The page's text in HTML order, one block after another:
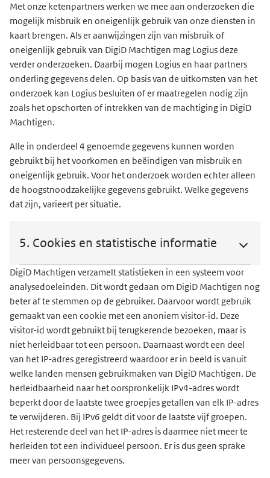
Met onze ketenpartners werken we mee aan onderzoeken die
mogelijk misbruik en oneigenlijk gebruik van onze diensten in
kaart brengen. Als er aanwijzingen zijn van misbruik of
oneigenlijk gebruik van DigiD Machtigen mag Logius deze
verder onderzoeken. Daarbij mogen Logius en haar partners
onderling gegevens delen. Op basis van de uitkomsten van het
onderzoek kan Logius besluiten of er maatregelen nodig zijn
zoals het opschorten of intrekken van de machtiging in DigiD
Machtigen.
Alle in onderdeel 4 genoemde gegevens kunnen worden
gebruikt bij het voorkomen en beëindigen van misbruik en
oneigenlijk gebruik. Voor het onderzoek worden echter alleen
de hoogstnoodzakelijke gegevens gebruikt. Welke gegevens
dat zijn, varieert per situatie.
5. Cookies en statistische informatie
DigiD Machtigen verzamelt statistieken in een systeem voor
analysedoeleinden. Dit wordt gedaan om DigiD Machtigen nog
beter af te stemmen op de gebruiker. Daarvoor wordt gebruik
gemaakt van een cookie met een anoniem visitor-id. Deze
visitor-id wordt gebruikt bij terugkerende bezoeken, maar is
niet herleidbaar tot een persoon. Daarnaast wordt een deel
van het IP-adres geregistreerd waardoor er in beeld is vanuit
welke landen mensen gebruikmaken van DigiD Machtigen. De
herleidbaarheid naar het oorspronkelijk IPv4-adres wordt
beperkt door de laatste twee groepjes getallen van elk IP-adres
te verwijderen. Bij IPv6 geldt dit voor de laatste vijf groepen.
Het resterende deel van het IP-adres is daarmee niet meer te
herleiden tot een individueel persoon. Er is dus geen sprake
meer van persoonsgegevens.